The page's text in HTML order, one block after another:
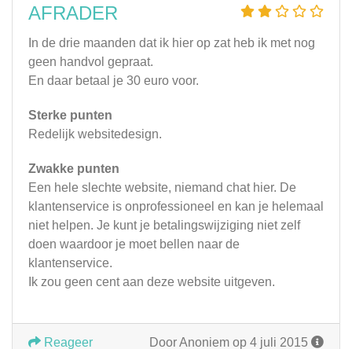
AFRADER
In de drie maanden dat ik hier op zat heb ik met nog
geen handvol gepraat.
En daar betaal je 30 euro voor.
Sterke punten
Redelijk websitedesign.
Zwakke punten
Een hele slechte website, niemand chat hier. De
klantenservice is onprofessioneel en kan je helemaal
niet helpen. Je kunt je betalingswijziging niet zelf
doen waardoor je moet bellen naar de
klantenservice.
Ik zou geen cent aan deze website uitgeven.
Door Anoniem op 4 juli 2015
Reageer